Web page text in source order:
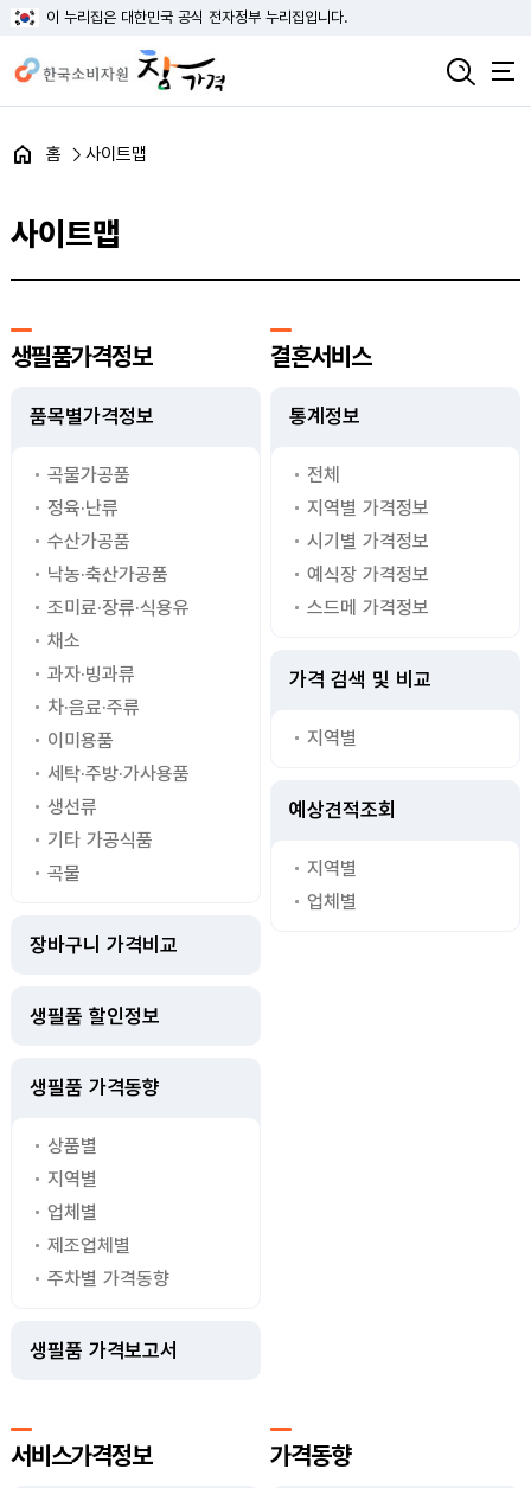
이 누리집은 대한민국 공식 전자정부 누리집입니다.
홈 사이트맵
사이트맵
생필품가격정보
품목별가격정보
곡물가공품
정육·난류
수산가공품
낙농·축산가공품
조미료·장류·식용유
채소
과자·빙과류
차·음료·주류
이미용품
세탁·주방·가사용품
생선류
기타 가공식품
곡물
장바구니 가격비교
생필품 할인정보
생필품 가격동향
상품별
지역별
업체별
제조업체별
주차별 가격동향
생필품 가격보고서
결혼서비스
통계정보
전체
지역별 가격정보
시기별 가격정보
예식장 가격정보
스드메 가격정보
가격 검색 및 비교
지역별
예상견적조회
지역별
업체별
서비스가격정보 가격동향